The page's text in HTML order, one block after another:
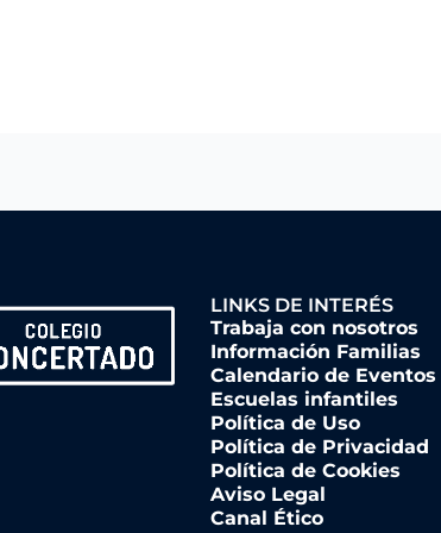
LINKS DE INTERÉS
Trabaja con nosotros
Información Familias
Calendario de Eventos
Escuelas infantiles
Política de Uso
Política de Privacidad
Política de Cookies
Aviso Legal
Canal Ético